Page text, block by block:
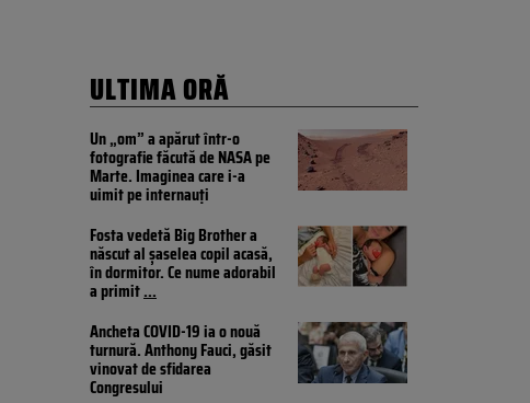
ULTIMA ORĂ
Un „om” a apărut într-o
fotografie făcută de NASA pe
Marte. Imaginea care i-a
uimit pe internauți
Fosta vedetă Big Brother a
născut al șaselea copil acasă,
în dormitor. Ce nume adorabil
a primit...
Ancheta COVID-19 ia o nouă
turnură. Anthony Fauci, găsit
vinovat de sfidarea
Congresului